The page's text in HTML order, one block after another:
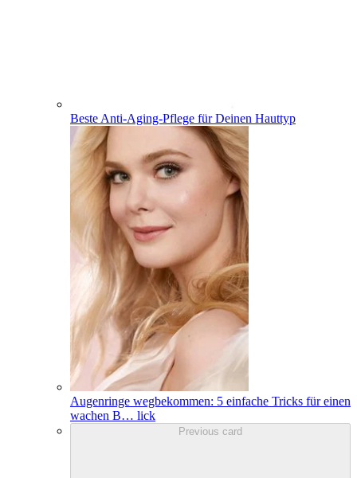
Beste Anti-Aging-Pflege für Deinen Hauttyp
Augenringe wegbekommen: 5 einfache Tricks für einen
wachen B… lick
Previous card